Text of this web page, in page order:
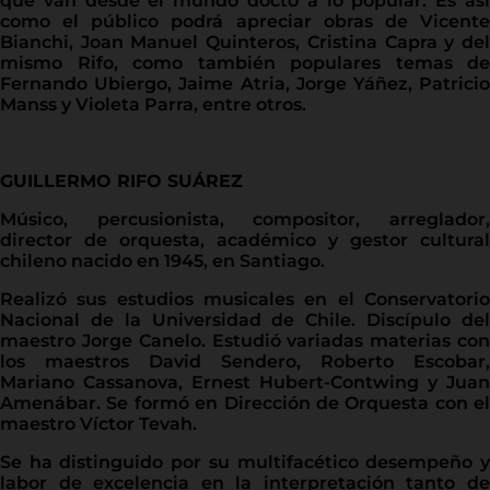
como el público podrá apreciar obras de Vicente
Bianchi, Joan Manuel Quinteros, Cristina Capra y del
mismo Rifo, como también populares temas de
Fernando Ubiergo, Jaime Atria, Jorge Yáñez, Patricio
Manss y Violeta Parra, entre otros.
GUILLERMO RIFO SUÁREZ
Músico, percusionista, compositor, arreglador,
director de orquesta, académico y gestor cultural
chileno nacido en 1945, en Santiago.
Realizó sus estudios musicales en el Conservatorio
Nacional de la Universidad de Chile. Discípulo del
maestro Jorge Canelo. Estudió variadas materias con
los maestros David Sendero, Roberto Escobar,
Mariano Cassanova, Ernest Hubert-Contwing y Juan
Amenábar. Se formó en Dirección de Orquesta con el
maestro Víctor Tevah.
Se ha distinguido por su multifacético desempeño y
labor de excelencia en la interpretación tanto de